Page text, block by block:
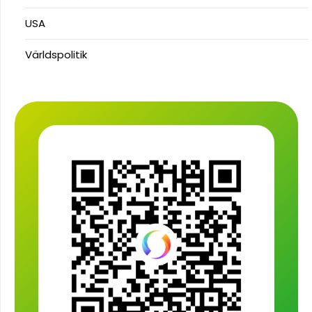
USA
Världspolitik